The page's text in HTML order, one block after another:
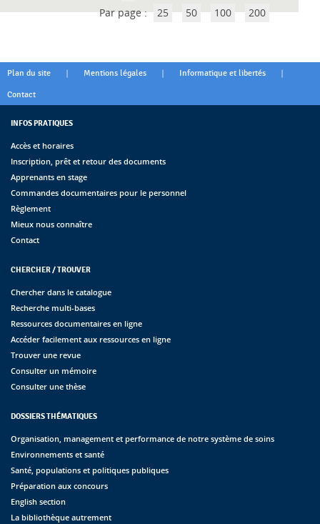
Par page : 25 50 100 200
Plan du site | Mentions légales | Informatique et libertés |
Contact
INFOS PRATIQUES
Accès et horaires
Inscription, prêt et retour des documents
Apprenants en stage
Commandes documentaires pour le personnel
Règlement
Mieux nous connaître
Contact
CHERCHER / TROUVER
Chercher dans le catalogue
Recherche multi-bases
Ressources documentaires en ligne
Accéder facilement aux ressources en ligne
Trouver une revue
Consulter un mémoire
Consulter une thèse
DOSSIERS THÉMATIQUES
Organisation, management et performance de notre système de soins
Environnements et santé
Santé, populations et politiques publiques
Préparation aux concours
English section
La bibliothèque autrement